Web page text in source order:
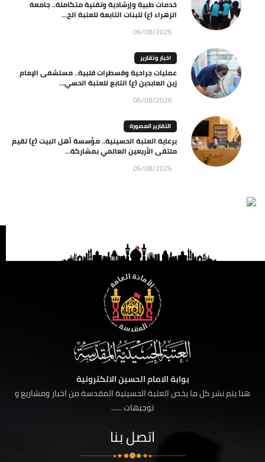
خدمات طبية وإرشادية وتقنية متكاملة.. جامعة
الزهراء (ع) للبنات التابعة للعتبة الح...
06/08/2026
اخبار وتقارير
عمليات جراحية وقسطرات قلبية.. مستشفى الإمام
زين العابدين (ع) التابع للعتبة الحسي...
06/08/2026
التقارير المصورة
برعاية العتبة الحسينية.. مؤسسة أهل البيت (ع) تقيم
ملتقى الأربعين العالمي بمشاركة...
06/08/2026
بوابة الامام الحسين الالكترونية
هنا يتم نشر كل ما يخص العتبة الحسينية المقدسة من اخبار ومشاريع و
توجيهات ......
اتصل بنا